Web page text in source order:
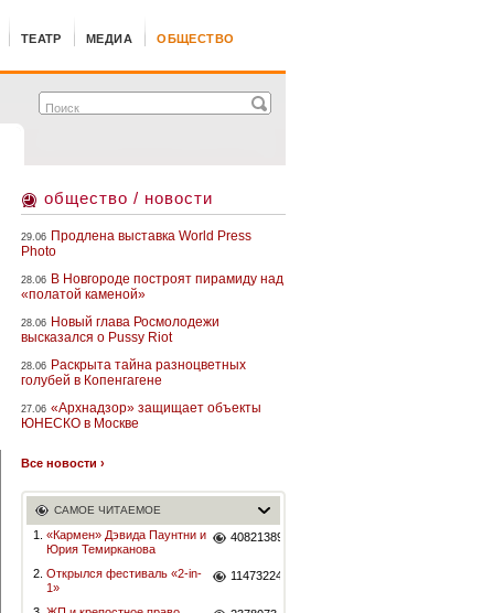
ТЕАТР МЕДИА ОБЩЕСТВО
общество / новости
29.06 Продлена выставка World Press
Photo
28.06 В Новгороде построят пирамиду над
«полатой каменой»
28.06 Новый глава Росмолодежи
высказался о Pussy Riot
28.06 Раскрыта тайна разноцветных
голубей в Копенгагене
27.06 «Архнадзор» защищает объекты
ЮНЕСКО в Москве
Все новости ›
САМОЕ ЧИТАЕМОЕ
1.
«Кармен» Дэвида Паунтни и
Юрия Темирканова
40821389
2. Открылся фестиваль «2-in-
1»
11473224